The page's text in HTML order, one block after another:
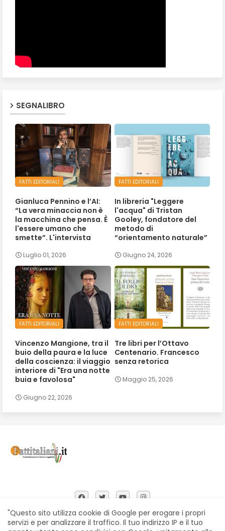
SEGNALIBRO
FATTI EDITORIALI
Gianluca Pennino e l’AI:
“La vera minaccia non è
la macchina che pensa. È
l'essere umano che
smette”. L'intervista
Luglio 01, 2026
FATTI EDITORIALI
In libreria "Leggere
l'acqua" di Tristan
Gooley, fondatore del
metodo di
“orientamento naturale”
Giugno 24, 2026
FATTI EDITORIALI
Vincenzo Mangione, tra il
buio della paura e la luce
della coscienza: il viaggio
interiore di "Era una notte
buia e favolosa"
Giugno 22, 2026
FATTI EDITORIALI
Tre libri per l’Ottavo
Centenario. Francesco
senza retorica
Maggio 25, 2026
"Questo sito utilizza cookie di Google per erogare i propri
servizi e per analizzare il traffico. Il tuo indirizzo IP e il tuo